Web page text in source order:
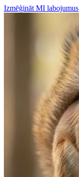
Izmēģināt MI labojumus